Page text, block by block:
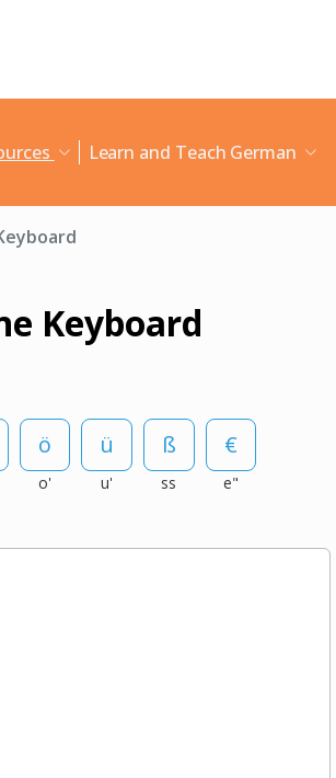
Learn and Teach German
Keyboard
o' u' ss e"